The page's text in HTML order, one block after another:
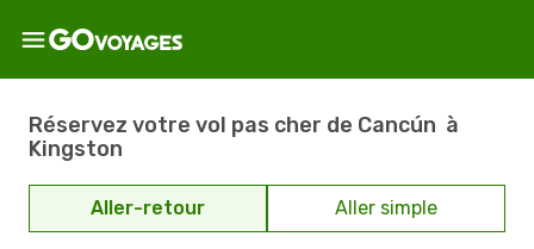
Réservez votre vol pas cher de Cancún à
Kingston
Aller-retour Aller simple